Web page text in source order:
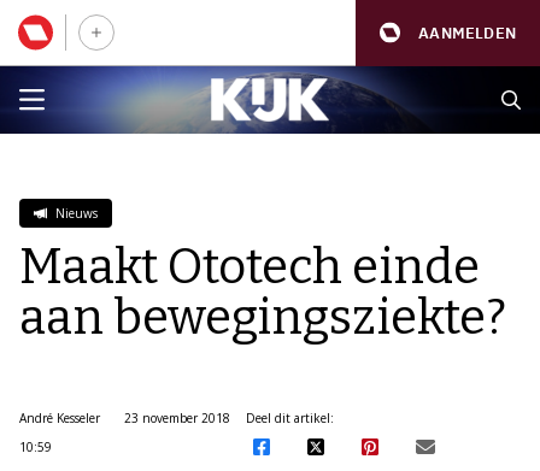
AANMELDEN
Nieuws
Maakt Ototech einde
aan bewegingsziekte?
André Kesseler
23 november 2018
10:59
Deel dit artikel: